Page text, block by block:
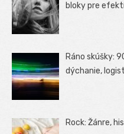
bloky pre
Ráno skúšky:
dýchanie,
Rock: Žánre,